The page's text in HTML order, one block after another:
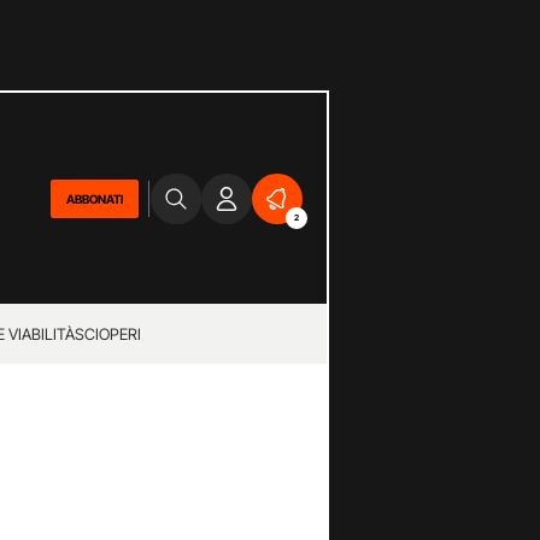
ABBONATI
2
VIABILITÀSCIOPERI